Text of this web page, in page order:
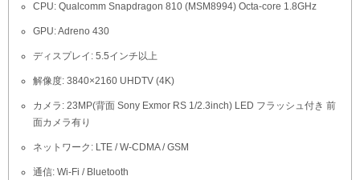
CPU: Qualcomm Snapdragon 810 (MSM8994) Octa-core 1.8GHz
GPU: Adreno 430
ディスプレイ: 5.5インチ以上
解像度: 3840×2160 UHDTV (4K)
カメラ: 23MP(背面 Sony Exmor RS 1/2.3inch) LED フラッシュ付き 前
面カメラ有り
ネットワーク: LTE / W-CDMA / GSM
通信: Wi-Fi / Bluetooth